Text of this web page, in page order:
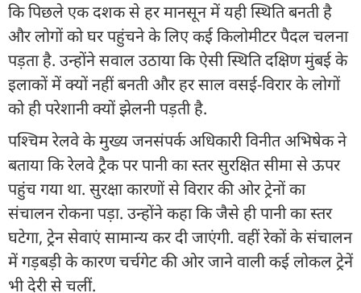
कि पिछले एक दशक से हर मानसून में यही स्थिति बनती है
और लोगों को घर पहुंचने के लिए कई किलोमीटर पैदल चलना
पड़ता है. उन्होंने सवाल उठाया कि ऐसी स्थिति दक्षिण मुंबई के
इलाकों में क्यों नहीं बनती और हर साल वसई-विरार के लोगों
को ही परेशानी क्यों झेलनी पड़ती है.
पश्चिम रेलवे के मुख्य जनसंपर्क अधिकारी विनीत अभिषेक ने
बताया कि रेलवे ट्रैक पर पानी का स्तर सुरक्षित सीमा से ऊपर
पहुंच गया था. सुरक्षा कारणों से विरार की ओर ट्रेनों का
संचालन रोकना पड़ा. उन्होंने कहा कि जैसे ही पानी का स्तर
घटेगा, ट्रेन सेवाएं सामान्य कर दी जाएंगी. वहीं रेकों के संचालन
में गड़बड़ी के कारण चर्चगेट की ओर जाने वाली कई लोकल ट्रेनें
भी देरी से चलीं.